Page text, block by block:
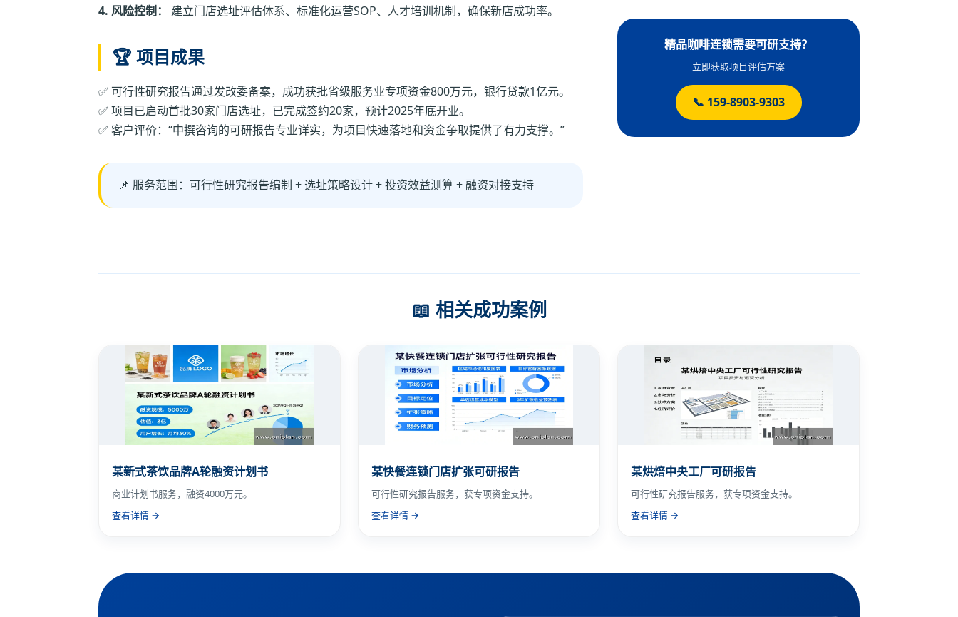
4. 风险控制： 建立门店选址评估体系、标准化运营SOP、人才培训机制，确保新店成功率。
🏆 项目成果
✅ 可行性研究报告通过发改委备案，成功获批省级服务业专项资金800万元，银行贷款1亿元。
✅ 项目已启动首批30家门店选址，已完成签约20家，预计2025年底开业。
✅ 客户评价：“中撰咨询的可研报告专业详实，为项目快速落地和资金争取提供了有力支撑。”
📌 服务范围：可行性研究报告编制 + 选址策略设计 + 投资效益测算 + 融资对接支持
精品咖啡连锁需要可研支持？
立即获取项目评估方案
📞 159-8903-9303
📖 相关成功案例
某新式茶饮品牌A轮融资计划书
商业计划书服务，融资4000万元。
查看详情 →
某快餐连锁门店扩张可研报告
可行性研究报告服务，获专项资金支持。
查看详情 →
某烘焙中央工厂可研报告
可行性研究报告服务，获专项资金支持。
查看详情 →